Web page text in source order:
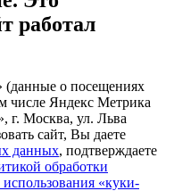
работал
(данные о посещениях
числе Яндекс Метрика
Москва, ул. Льва
сайт, Вы даете
данных, подтверждаете
обработки
«куки-